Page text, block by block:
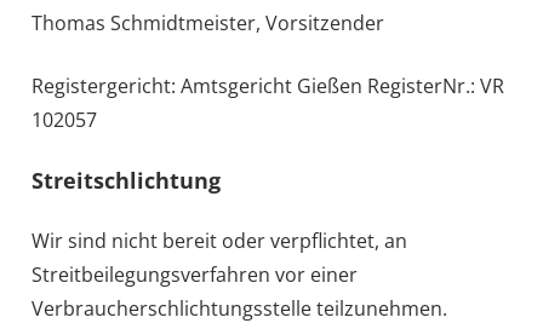
Thomas Schmidtmeister, Vorsitzender
Registergericht: Amtsgericht Gießen RegisterNr.: VR
102057
Streitschlichtung
Wir sind nicht bereit oder verpflichtet, an
Streitbeilegungsverfahren vor einer
Verbraucherschlichtungsstelle teilzunehmen.